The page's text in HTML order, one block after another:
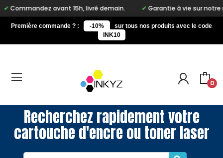
avant 15h, livré demain. Garantie à vie sur notre marque
Première commande ? : -10%
sur tous nos produits avec le code
INK10
0
Recherchez rapidement votre
cartouche d'encre ou toner laser